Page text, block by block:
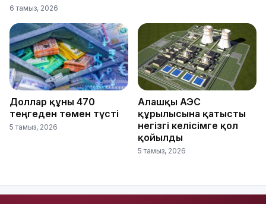
6 тамыз, 2026
Доллар құны 470
теңгеден төмен түсті
5 тамыз, 2026
Алғашқы АЭС
құрылысына қатысты
негізгі келісімге қол
қойылды
5 тамыз, 2026